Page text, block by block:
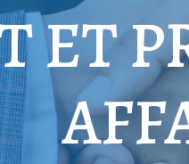
ET